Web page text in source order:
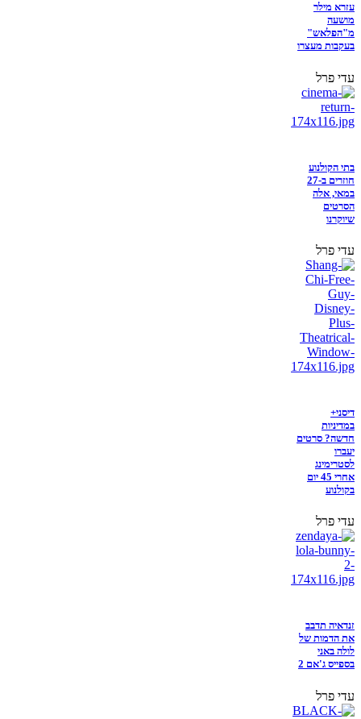
עזרא מילר
מושעה
מ"הפלאש"
בעקבות מעצרו
עדי פרל
בתי הקולנוע
חוזרים ב-27
במאי, אלה
הסרטים
שיוקרנו
עדי פרל
דיסני+
במדיניות
חדשה? סרטים
יעברו
לסטרימינג
אחרי 45 יום
בקולנוע
עדי פרל
זנדאיה תדבב
את הדמות של
לולה באני
בספייס ג'אם 2
עדי פרל